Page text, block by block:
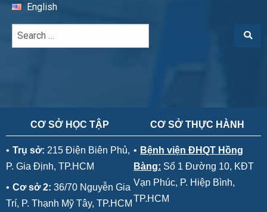
English
CƠ SỞ HỌC TẬP
• Trụ sở: 215 Điện Biên Phủ,
P. Gia Định, TP.HCM
• Cơ sở 2: 36/70 Nguyễn Gia
Trí, P. Thạnh Mỹ Tây, TP.HCM
CƠ SỞ THỰC HÀNH
• Bệnh viện ĐHQT Hồng
Bàng: Số 1 Đường 10, KĐT
Vạn Phúc, P. Hiệp Bình,
TP.HCM